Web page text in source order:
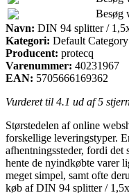
Besøg
Navn: DIN 94 splitter /
Kategori: Default
Producent: protecq
Varenummer: 40231967
EAN: 5705666169362
Vurderet til 4.1 ud af 5
Størstedelen af online
forskellige leveringstyper.
afhentningssteder, fordi det
hente de nyindkøbte varer
meget simpel, samt ofte
køb af DIN 94 splitter /